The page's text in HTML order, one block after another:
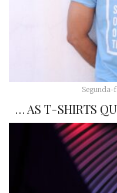
Segunda-
… AS T-SHIRTS